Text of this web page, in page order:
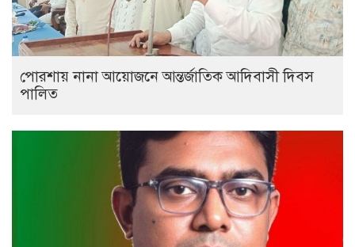
পোরশায় নানা আয়োজনে আন্তর্জাতিক আদিবাসী দিবস
পালিত